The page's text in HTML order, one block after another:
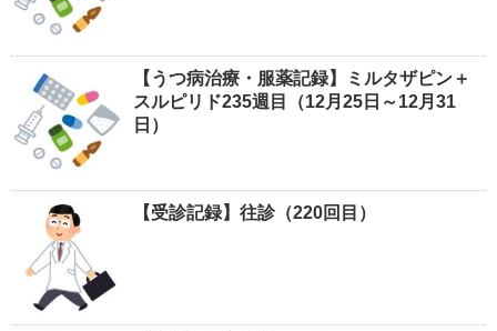
【うつ病治療・服薬記録】ミルタザピン＋
スルピリド235週目（12月25日～12月31
日）
【受診記録】往診（220回目）